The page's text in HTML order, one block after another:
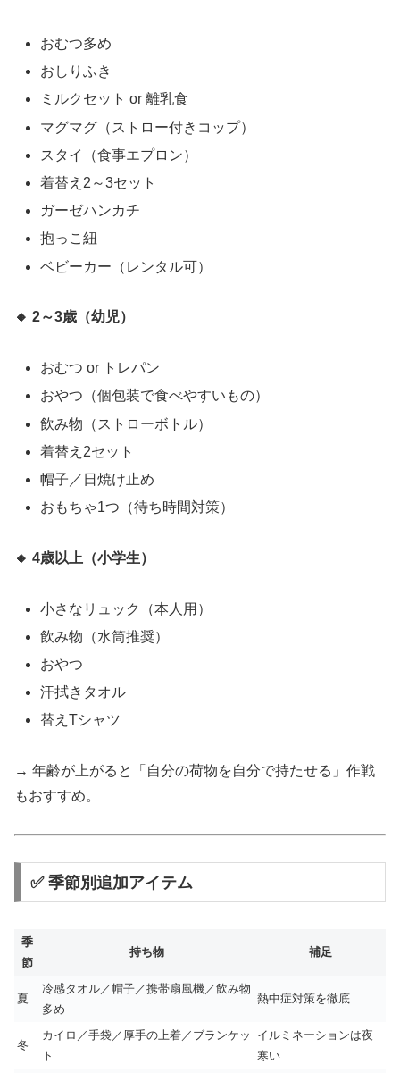
おむつ多め
おしりふき
ミルクセット or 離乳食
マグマグ（ストロー付きコップ）
スタイ（食事エプロン）
着替え2～3セット
ガーゼハンカチ
抱っこ紐
ベビーカー（レンタル可）
🔸 2～3歳（幼児）
おむつ or トレパン
おやつ（個包装で食べやすいもの）
飲み物（ストローボトル）
着替え2セット
帽子／日焼け止め
おもちゃ1つ（待ち時間対策）
🔸 4歳以上（小学生）
小さなリュック（本人用）
飲み物（水筒推奨）
おやつ
汗拭きタオル
替えTシャツ
→ 年齢が上がると「自分の荷物を自分で持たせる」作戦
もおすすめ。
✅ 季節別追加アイテム
季
節
持ち物 補足
夏
冷感タオル／帽子／携帯扇風機／飲み物
多め
熱中症対策を徹底
冬
カイロ／手袋／厚手の上着／ブランケッ
ト
イルミネーションは夜
寒い